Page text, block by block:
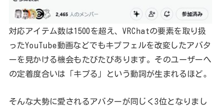
対応アイテム数は1500を超え、VRChatの要素を取り扱
ったYouTube動画などでもキプフェルを改変したアバタ
ーを見かける機会もたびたびあります。そのユーザーへ
の定着度合いは「キプる」という動詞が生まれるほど。
そんな大勢に愛されるアバターが同じく3位となりまし